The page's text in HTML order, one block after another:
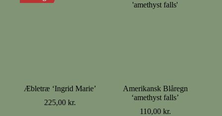
Æbletræ ‘Ingrid Marie’
225,00kr.
Amerikansk Blåregn
‘amethyst falls’
110,00 kr.